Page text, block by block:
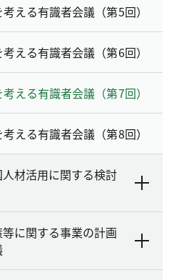
える有識者会議（第5回）
える有識者会議（第6回）
える有識者会議（第7回）
える有識者会議（第8回）
材活用に関する検討
に関する事業の計画